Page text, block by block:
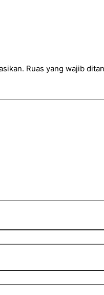
Ruas yang wajib